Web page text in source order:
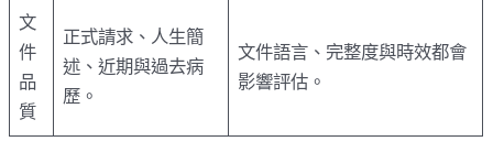
文
件
品
質
正式請求、人生簡
述、近期與過去病
歷。
文件語言、完整度與時效都會
影響評估。